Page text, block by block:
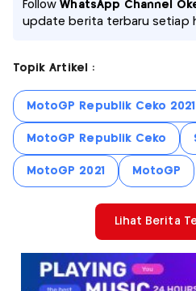
FollowWhatsApp Channel
update berita terbaru setiap
Topik Artikel :
MotoGP Republik Ceko 2021
MotoGP Republik Ceko
MotoGP 2021 MotoGP
Lihat Berita